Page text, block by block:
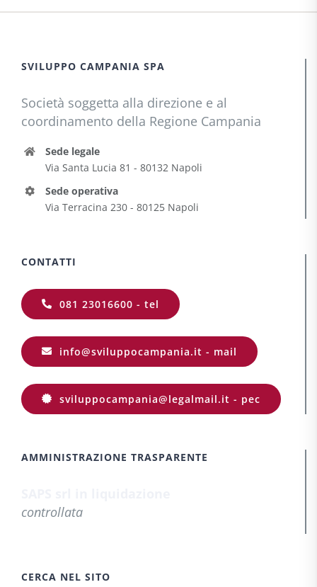
SVILUPPO CAMPANIA SPA
Società soggetta alla direzione e al
coordinamento della Regione Campania
Sede legale
Via Santa Lucia 81 - 80132 Napoli
Sede operativa
Via Terracina 230 - 80125 Napoli
CONTATTI
081 23016600 - tel
info@sviluppocampania.it - mail
sviluppocampania@legalmail.it - pec
AMMINISTRAZIONE TRASPARENTE
controllata
CERCA NEL SITO